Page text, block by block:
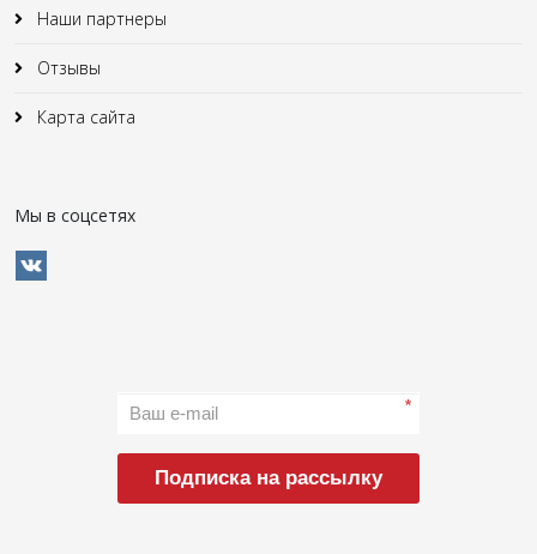
Наши партнеры
Отзывы
Карта сайта
Мы в соцсетях
*
Подписка на рассылку